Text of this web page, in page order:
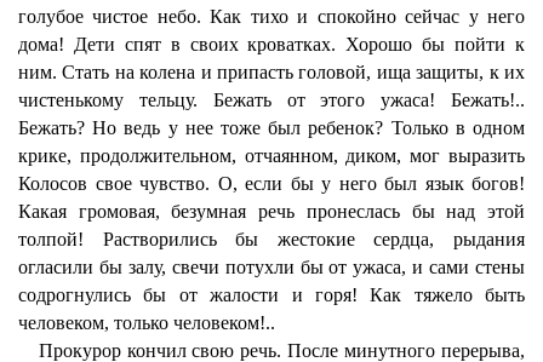
голубое чистое небо. Как тихо и спокойно сейчас у него
дома! Дети спят в своих кроватках. Хорошо бы пойти к
ним. Стать на колена и припасть головой, ища защиты, к их
чистенькому тельцу. Бежать от этого ужаса! Бежать!..
Бежать? Но ведь у нее тоже был ребенок? Только в одном
крике, продолжительном, отчаянном, диком, мог выразить
Колосов свое чувство. О, если бы у него был язык богов!
Какая громовая, безумная речь пронеслась бы над этой
толпой! Растворились бы жестокие сердца, рыдания
огласили бы залу, свечи потухли бы от ужаса, и сами стены
содрогнулись бы от жалости и горя! Как тяжело быть
человеком, только человеком!..
Прокурор кончил свою речь. После минутного перерыва,